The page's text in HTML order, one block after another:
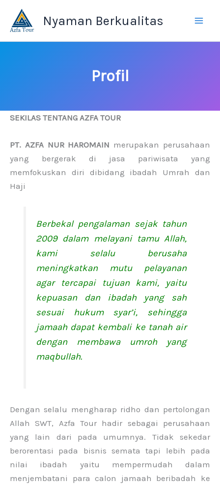
content
Nyaman Berkualitas
Profil
SEKILAS TENTANG AZFA TOUR
PT. AZFA NUR HAROMAIN merupakan perusahaan
yang bergerak di jasa pariwisata yang
memfokuskan diri dibidang ibadah Umrah dan
Haji
Berbekal pengalaman sejak tahun
2009 dalam melayani tamu Allah,
kami selalu berusaha
meningkatkan mutu pelayanan
agar tercapai tujuan kami, yaitu
kepuasan dan ibadah yang sah
sesuai hukum syar’i, sehingga
jamaah dapat kembali ke tanah air
dengan membawa umroh yang
maqbullah.
Dengan selalu mengharap ridho dan pertolongan
Allah SWT, Azfa Tour hadir sebagai perusahaan
yang lain dari pada umumnya. Tidak sekedar
berorentasi pada bisnis semata tapi lebih pada
nilai ibadah yaitu mempermudah dalam
menjembatani para calon jamaah beribadah ke